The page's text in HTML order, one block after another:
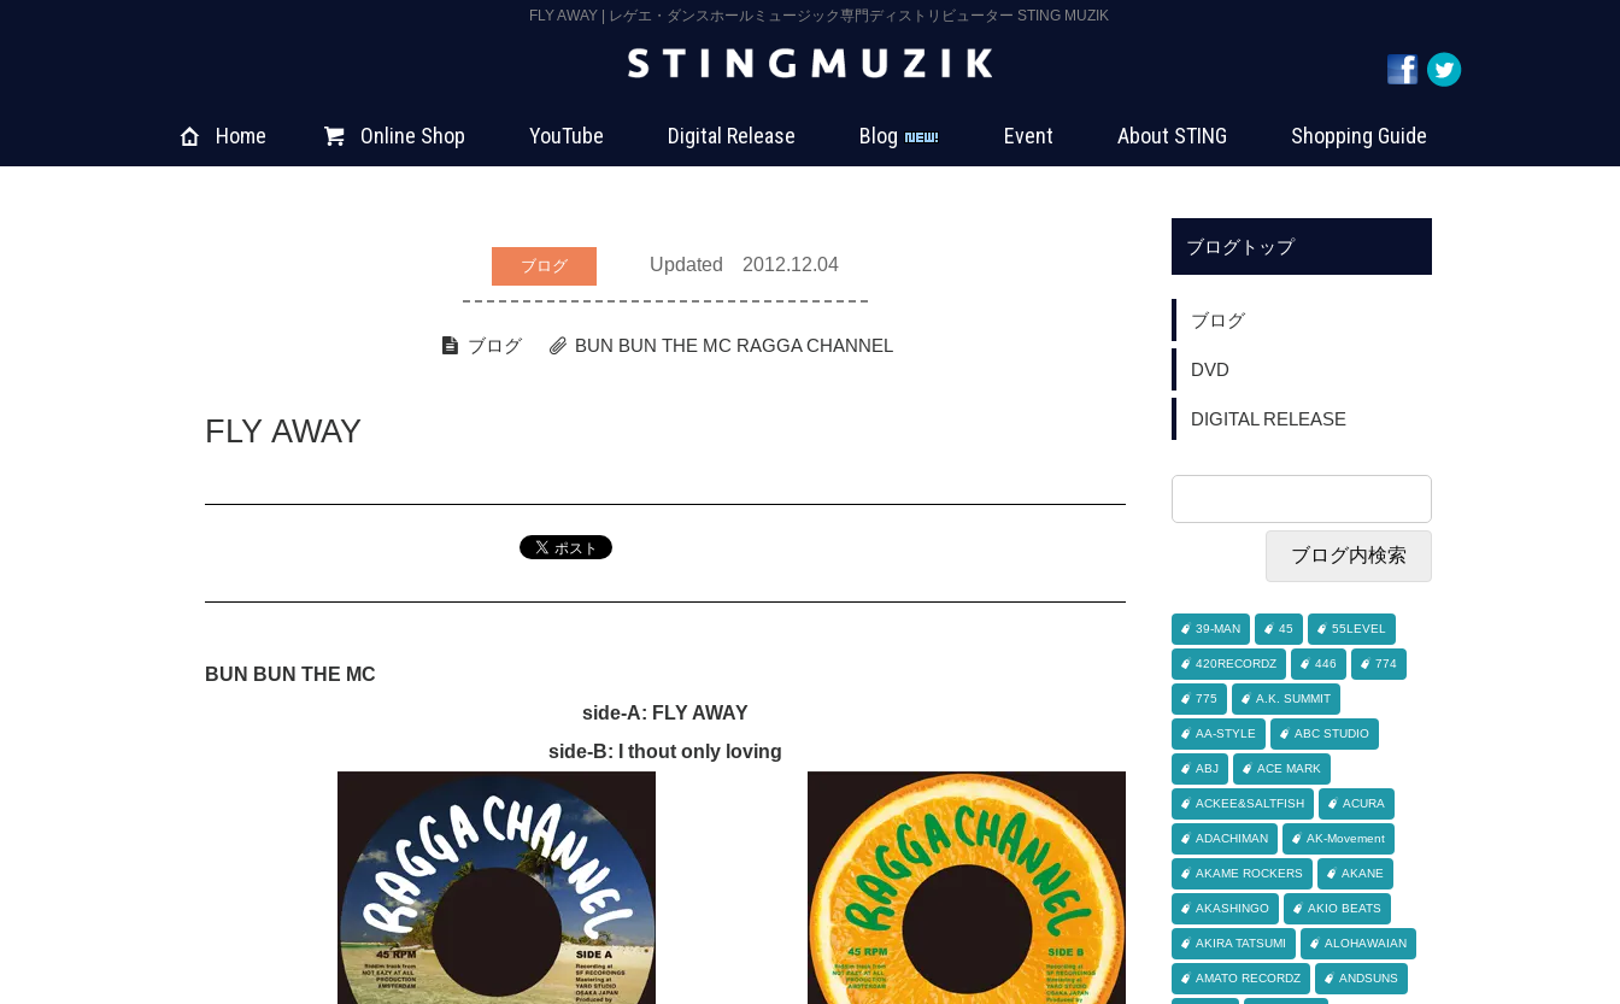
FLY AWAY | レゲエ・ダンスホールミュージック専門ディストリビューター STING MUZIK
Home Online Shop YouTube Digital Release Blog Event About STING Shopping Guide
ブログ Updated 2012.12.04
ブログ BUN BUN THE MC RAGGA CHANNEL
FLY AWAY
BUN BUN THE MC
side-A: FLY AWAY
side-B: I thout only loving
ブログトップ
ブログ
DVD
DIGITAL RELEASE
39-MAN 45 55LEVEL
420RECORDZ 446 774
775 A.K. SUMMIT
AA-STYLE ABC STUDIO
ABJ ACE MARK
ACKEE&SALTFISH ACURA
ADACHIMAN AK-Movement
AKAME ROCKERS AKANE
AKASHINGO AKIO BEATS
AKIRA TATSUMI ALOHAWAIAN
AMATO RECORDZ ANDSUNS